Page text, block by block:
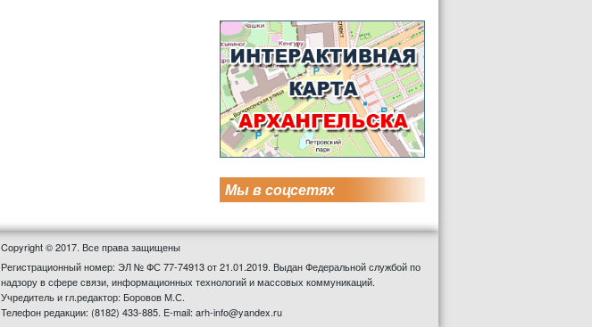
Мы в соцсетях
Copyright © 2017. Все права защищены
Регистрационный номер: ЭЛ № ФС 77-74913 от 21.01.2019. Выдан Федеральной службой по
надзору в сфере связи, информационных технологий и массовых коммуникаций.
Учредитель и гл.редактор: Боровов М.С.
Телефон редакции: (8182) 433-885. E-mail: arh-info@yandex.ru